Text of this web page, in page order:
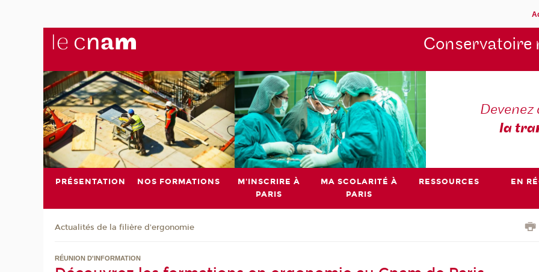
Conservatoire
Devenez
la tra
PRÉSENTATION NOS FORMATIONS
M'INSCRIRE À
PARIS
MA SCOLARITÉ À
PARIS
RESSOURCES EN
Actualités de la filière d'ergonomie
RÉUNION D'INFORMATION